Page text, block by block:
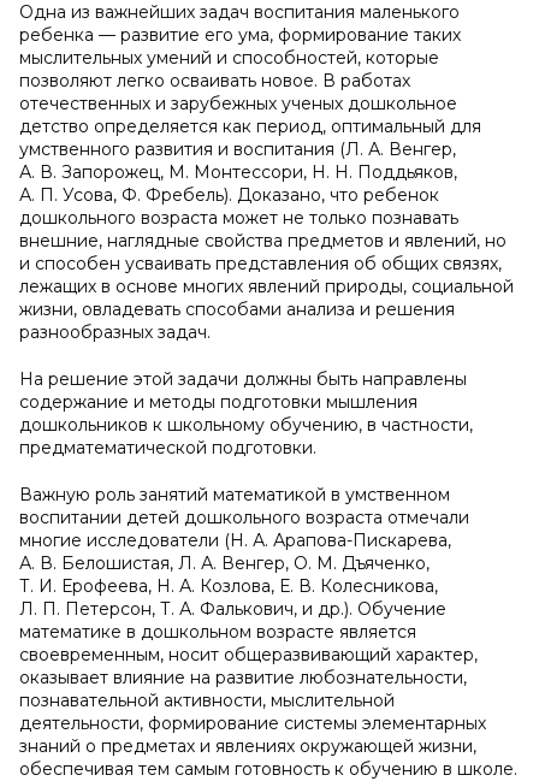
Одна из важнейших задач воспитания маленького
ребенка — развитие его ума, формирование таких
мыслительных умений и способностей, которые
позволяют легко осваивать новое. В работах
отечественных и зарубежных ученых дошкольное
детство определяется как период, оптимальный для
умственного развития и воспитания (Л. А. Венгер,
А. В. Запорожец, М. Монтессори, Н. Н. Поддьяков,
А. П. Усова, Ф. Фребель). Доказано, что ребенок
дошкольного возраста может не только познавать
внешние, наглядные свойства предметов и явлений, но
и способен усваивать представления об общих связях,
лежащих в основе многих явлений природы, социальной
жизни, овладевать способами анализа и решения
разнообразных задач.
На решение этой задачи должны быть направлены
содержание и методы подготовки мышления
дошкольников к школьному обучению, в частности,
предматематической подготовки.
Важную роль занятий математикой в умственном
воспитании детей дошкольного возраста отмечали
многие исследователи (Н. А. Арапова-Пискарева,
А. В. Белошистая, Л. А. Венгер, О. М. Дъяченко,
Т. И. Ерофеева, Н. А. Козлова, Е. В. Колесникова,
Л. П. Петерсон, Т. А. Фалькович, и др.). Обучение
математике в дошкольном возрасте является
своевременным, носит общеразвивающий характер,
оказывает влияние на развитие любознательности,
познавательной активности, мыслительной
деятельности, формирование системы элементарных
знаний о предметах и явлениях окружающей жизни,
обеспечивая тем самым готовность к обучению в школе.